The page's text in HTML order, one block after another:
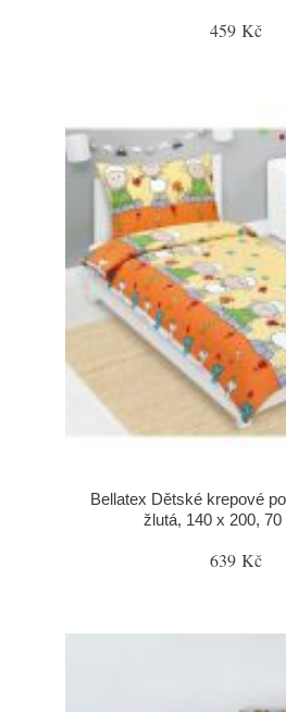
459 Kč
Bellatex Dětské krepové
žlutá, 140 x 200,
639 Kč